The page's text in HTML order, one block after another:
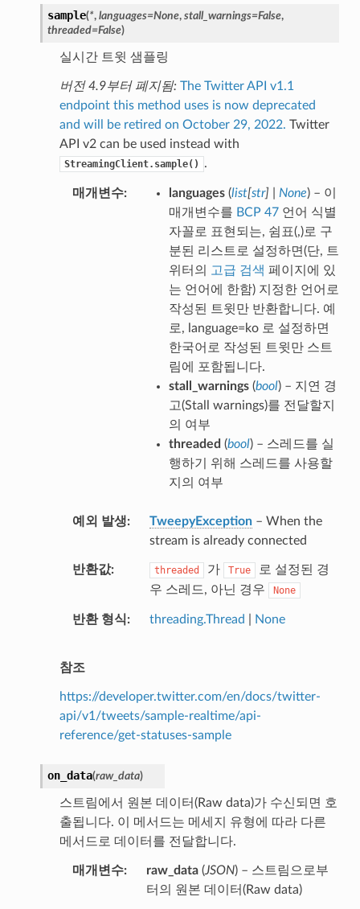
sample(*, languages=None, stall_warnings=False,
threaded=False)
실시간 트윗 샘플링
버전 4.9부터 폐지됨: The Twitter API v1.1
endpoint this method uses is now deprecated
and will be retired on October 29, 2022. Twitter
API v2 can be used instead with
StreamingClient.sample() .
매개변수 languages(list[str] None) – 이
매개변수를 BCP 47언어 식별
자꼴로 표현되는, 쉼표(,)로 구
분된 리스트로 설정하면(단, 트
위터의
고급 검색 페이지에 있
는 언어에 한함) 지정한 언어로
작성된 트윗만 반환합니다. 예
로, language=ko 로 설정하면
한국어로 작성된 트윗만 스트
림에 포함됩니다.
stall_warnings(bool) – 지연 경
고(Stall warnings)를 전달할지
의 여부
threaded (bool) – 스레드를 실
행하기 위해 스레드를 사용할
지의 여부
예외 발생 TweepyException– When the
stream is already connected
반환값 threaded 가 True
로 설정된 경
우 스레드, 아닌 경우
None
반환 형식 threading.Thread None
참조
https://developer.twitter.com/en/docs/twitter-
api/v1/tweets/sample-realtime/api-
reference/get-statuses-sample
on_data(raw_data)
스트림에서 원본 데이터(Raw data)가 수신되면 호
출됩니다. 이 메서드는 메세지 유형에 따라 다른
메서드로 데이터를 전달합니다.
매개변수 raw_data(JSON) – 스트림으로부
터의 원본 데이터(Raw data)